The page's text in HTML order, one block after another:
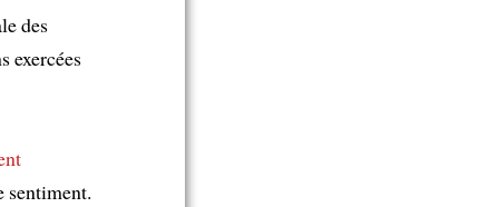
des
exercées
sentiment.